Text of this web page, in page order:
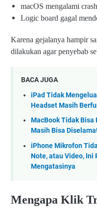
macOS mengalami
Logic board gagal
Karena gejalanya hampir
dilakukan agar penyebab
BACA JUGA
iPad Tidak
Headset Masih
MacBook Tidak Bisa
Masih Bisa
iPhone Mikrofon
Note, atau Video, Ini
Mengatasinya
Mengapa Klik